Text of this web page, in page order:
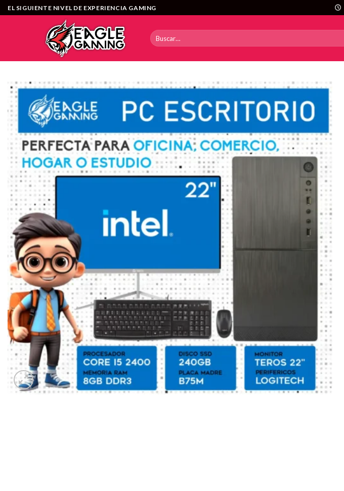
Saltar
al
EL SIGUIENTE NIVEL DE EXPERIENCIA GAMING
Buscar
por: